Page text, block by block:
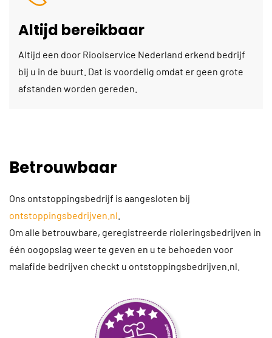
Altijd bereikbaar
Altijd een door Rioolservice Nederland erkend bedrijf
bij u in de buurt. Dat is voordelig omdat er geen grote
afstanden worden gereden.
Betrouwbaar
Ons ontstoppingsbedrijf is aangesloten bij
ontstoppingsbedrijven.nl
Om alle betrouwbare, geregistreerde rioleringsbedrijven in
één oogopslag weer te geven en u te behoeden voor
malafide bedrijven checkt u ontstoppingsbedrijven.nl.